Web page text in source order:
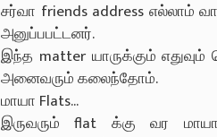
சர்வா friends address எல்லாம்
அனுப்பபட்டனர்.
இந்த matter யாருக்கும்
அனைவரும் கலைந்தோம்.
மாயா Flats...
இருவரும் flat க்கு வர